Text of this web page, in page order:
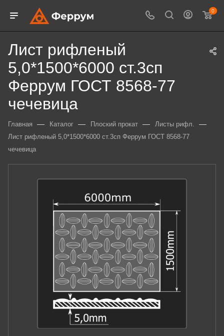
0
Лист рифленый
5,0*1500*6000 ст.3сп
Феррум ГОСТ 8568-77
чечевица
Главная — Каталог — Плоский прокат — Листы рифл. —
Лист рифленый 5,0*1500*6000 ст.3сп Феррум ГОСТ 8568-77
чечевица